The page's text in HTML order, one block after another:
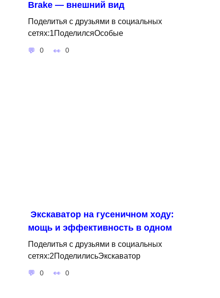
Brake — внешний вид
Поделитья с друзьями в социальных
сетях:1ПоделилсяОсобые
0 0
Экскаватор на гусеничном ходу:
мощь и эффективность в одном
Поделитья с друзьями в социальных
сетях:2ПоделилисьЭкскаватор
0 0